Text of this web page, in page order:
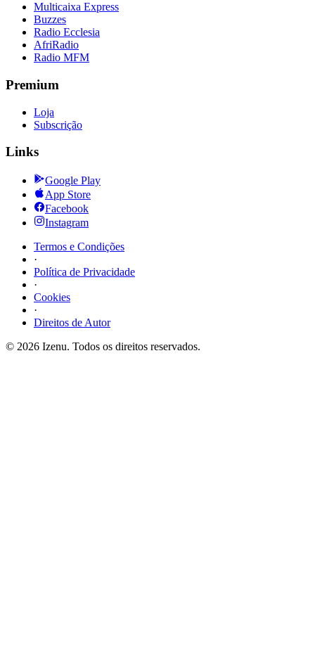
Multicaixa Express
Buzzes
Radio Ecclesia
AfriRadio
Radio MFM
Premium
Loja
Subscrição
Links
Google Play
App Store
Facebook
Instagram
Termos e Condições
·
Política de Privacidade
·
Cookies
·
Direitos de Autor
© 2026 Izenu. Todos os direitos reservados.